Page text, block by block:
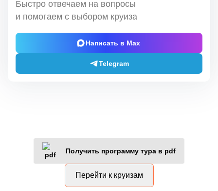
Быстро отвечаем на вопросы
и помогаем с выбором круиза
Написать в Max
Telegram
Получить программу тура в pdf
Перейти к круизам